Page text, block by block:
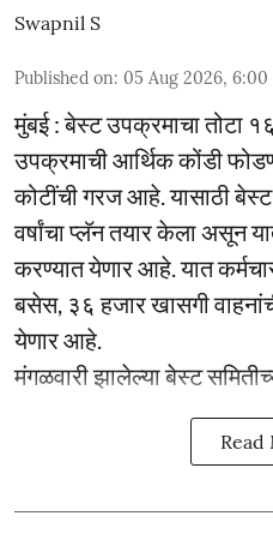
Swapnil S
Published on: 05 Aug 2026, 6:00
मुंबई : बेस्ट उपक्रमाचा तोटा
उपक्रमाची आर्थिक कोंडी
कोटींची गरज आहे. यासाठी
वर्षांचा प्लॅन तयार केला असून
करण्यात येणार आहे. यात
बसेस, ३६ हजार खासगी
येणार आहे.
मंगळवारी झालेल्या बेस्ट
Read